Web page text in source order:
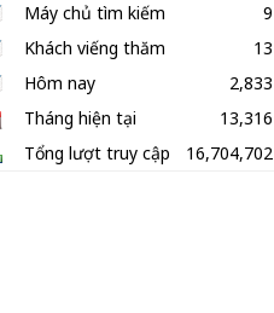
Máy chủ tìm kiếm
9
Khách viếng thăm
13
Hôm nay
2,833
Tháng hiện tại
13,316
Tổng lượt truy cập
16,704,702